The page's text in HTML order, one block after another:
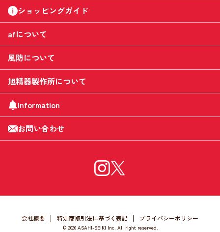
ショッピングガイド
afについて
風防について
旭精器製作所について
Information
お問い合わせ
会社概要 特定商取引法に基づく表記 プライバシーポリシー
© 2026 ASAHI-SEIKI Inc. All right reserved.